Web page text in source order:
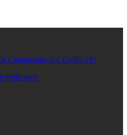
is Coronavirus or COVID-19?
বাড়বে